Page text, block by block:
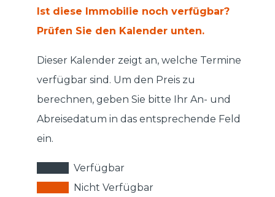
Ist diese Immobilie noch verfügbar?
Prüfen Sie den Kalender unten.
Dieser Kalender zeigt an, welche Termine
verfügbar sind. Um den Preis zu
berechnen, geben Sie bitte Ihr An- und
Abreisedatum in das entsprechende Feld
ein.
Verfügbar
Nicht Verfügbar